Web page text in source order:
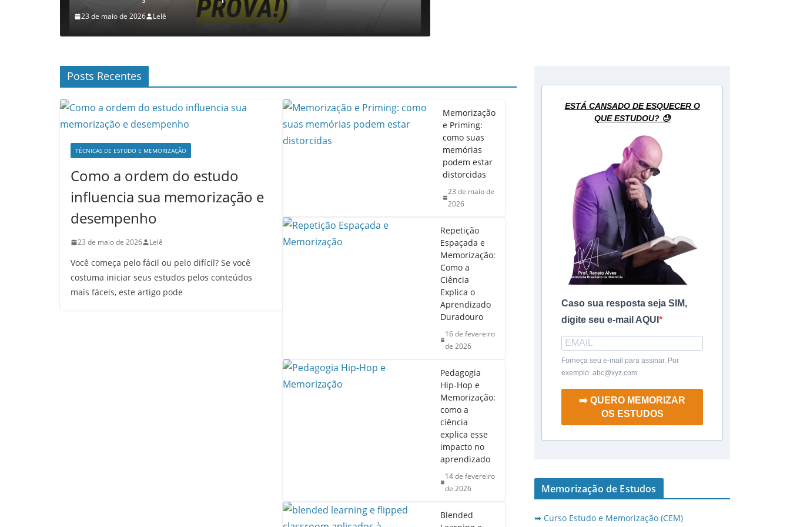
23 de maio de 2026 Lelê
Posts Recentes
TÉCNICAS DE ESTUDO E MEMORIZAÇÃO
Como a ordem do estudo
influencia sua memorização e
desempenho
23 de maio de 2026 Lelê
Você começa pelo fácil ou pelo difícil? Se você
costuma iniciar seus estudos pelos conteúdos
mais fáceis, este artigo pode
Memorização
e Priming:
como suas
memórias
podem estar
distorcidas
23 de maio de
2026
Repetição
Espaçada e
Memorização:
Como a
Ciência
Explica o
Aprendizado
Duradouro
16 de fevereiro
de 2026
Pedagogia
Hip-Hop e
Memorização:
como a
ciência
explica esse
impacto no
aprendizado
14 de fevereiro
de 2026
Blended
ESTÁ CANSADO DE ESQUECER O
QUE ESTUDOU? 😓
Caso sua resposta seja SIM,
digite seu e-mail AQUI
Forneça seu e-mail para assinar. Por
exemplo: abc@xyz.com
➡️ QUERO MEMORIZAR
OS ESTUDOS
Memorização de Estudos
➡ Curso Estudo e Memorização (CEM)